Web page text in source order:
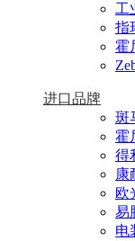
工
指
霍
进口品牌
斑
霍
得
康
欧
易
电